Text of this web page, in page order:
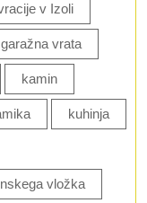
v Izoli
garažna vrata
kamin
kuhinja
vložka